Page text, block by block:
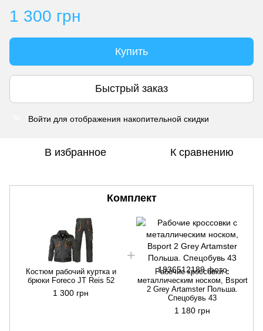
1 300 грн
Купить
Быстрый заказ
Войти для отображения накопительной скидки
В избранное К сравнению
Комплект
Костюм рабочий куртка и
брюки Foreco JT Reis 52
1 300 грн
Рабочие кроссовки с
металлическим носком, Bsport
2 Grey Artamster Польша.
Спецобувь 43
1 180 грн